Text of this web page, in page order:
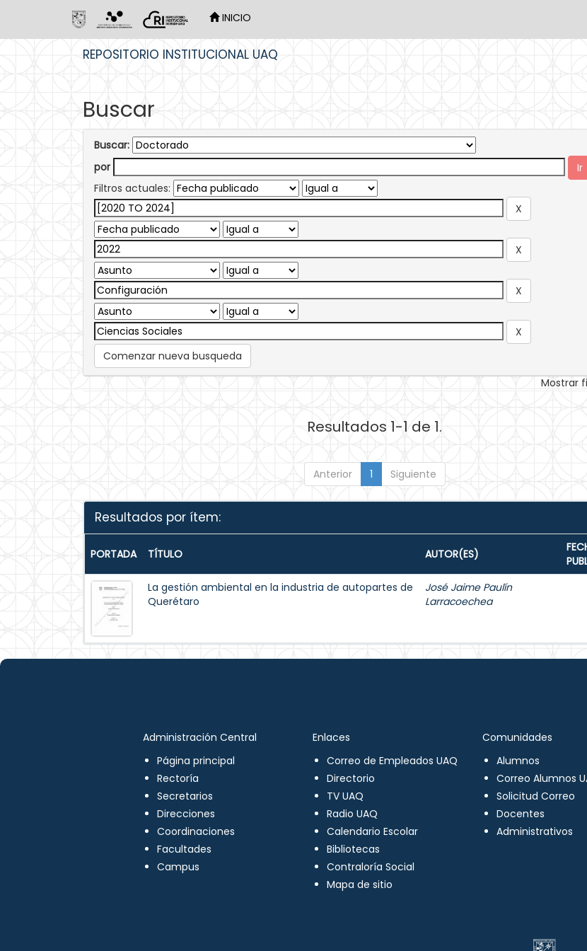
INICIO
REPOSITORIO INSTITUCIONAL UAQ
Buscar
Buscar:
por
Filtros actuales:
Comenzar nueva busqueda
Mostrar
Resultados 1-1 de 1.
Anterior 1 Siguiente
Resultados por ítem:
PORTADA TÍTULO AUTOR(ES)
La gestión ambiental en la industria de autopartes de
Querétaro
José Jaime Paulín
Larracoechea
Administración Central
Página principal
Rectoría
Secretarios
Direcciones
Coordinaciones
Facultades
Campus
Enlaces
Correo de Empleados UAQ
Directorio
TV UAQ
Radio UAQ
Calendario Escolar
Bibliotecas
Contraloría Social
Mapa de sitio
Comunidades
Alumnos
Correo Alumnos
Solicitud Correo
Docentes
Administrativos